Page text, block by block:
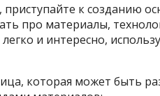
приступайте к созданию
про материалы,
и интересно,
которая может быть